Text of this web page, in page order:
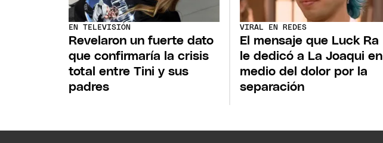
EN TELEVISIÓN
Revelaron un fuerte dato
que confirmaría la crisis
total entre Tini y sus
padres
VIRAL EN REDES
El mensaje que Luck Ra
le dedicó a La Joaqui en
medio del dolor por la
separación